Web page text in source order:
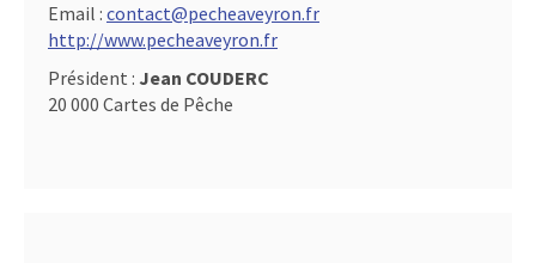
Email : contact@pecheaveyron.fr
http://www.pecheaveyron.fr
Président : Jean COUDERC
20 000 Cartes de Pêche